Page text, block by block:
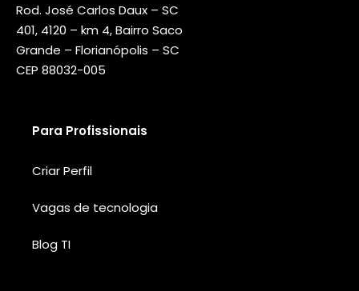
Rod. José Carlos Daux – SC
401, 4120 – km 4, Bairro Saco
Grande – Florianópolis – SC
CEP 88032-005
Para Profissionais
Criar Perfil
Vagas de tecnologia
Blog TI